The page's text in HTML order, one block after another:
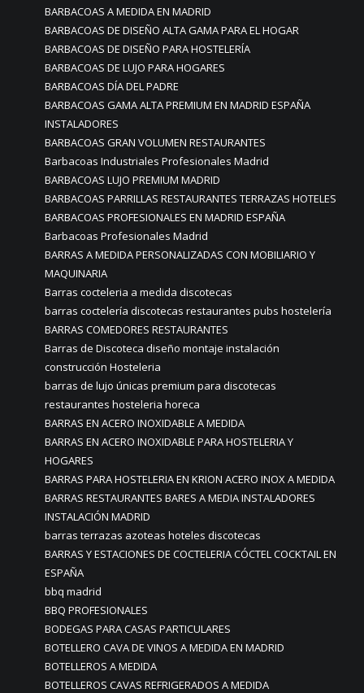
BARBACOAS A MEDIDA EN MADRID
BARBACOAS DE DISEÑO ALTA GAMA PARA EL HOGAR
BARBACOAS DE DISEÑO PARA HOSTELERÍA
BARBACOAS DE LUJO PARA HOGARES
BARBACOAS DÍA DEL PADRE
BARBACOAS GAMA ALTA PREMIUM EN MADRID ESPAÑA
INSTALADORES
BARBACOAS GRAN VOLUMEN RESTAURANTES
Barbacoas Industriales Profesionales Madrid
BARBACOAS LUJO PREMIUM MADRID
BARBACOAS PARRILLAS RESTAURANTES TERRAZAS HOTELES
BARBACOAS PROFESIONALES EN MADRID ESPAÑA
Barbacoas Profesionales Madrid
BARRAS A MEDIDA PERSONALIZADAS CON MOBILIARIO Y
MAQUINARIA
Barras cocteleria a medida discotecas
barras coctelería discotecas restaurantes pubs hostelería
BARRAS COMEDORES RESTAURANTES
Barras de Discoteca diseño montaje instalación
construcción Hosteleria
barras de lujo únicas premium para discotecas
restaurantes hosteleria horeca
BARRAS EN ACERO INOXIDABLE A MEDIDA
BARRAS EN ACERO INOXIDABLE PARA HOSTELERIA Y
HOGARES
BARRAS PARA HOSTELERIA EN KRION ACERO INOX A MEDIDA
BARRAS RESTAURANTES BARES A MEDIA INSTALADORES
INSTALACIÓN MADRID
barras terrazas azoteas hoteles discotecas
BARRAS Y ESTACIONES DE COCTELERIA CÓCTEL COCKTAIL EN
ESPAÑA
bbq madrid
BBQ PROFESIONALES
BODEGAS PARA CASAS PARTICULARES
BOTELLERO CAVA DE VINOS A MEDIDA EN MADRID
BOTELLEROS A MEDIDA
BOTELLEROS CAVAS REFRIGERADOS A MEDIDA